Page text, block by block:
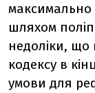
максимально
шляхом
недоліки, що
кодексу в
умови для